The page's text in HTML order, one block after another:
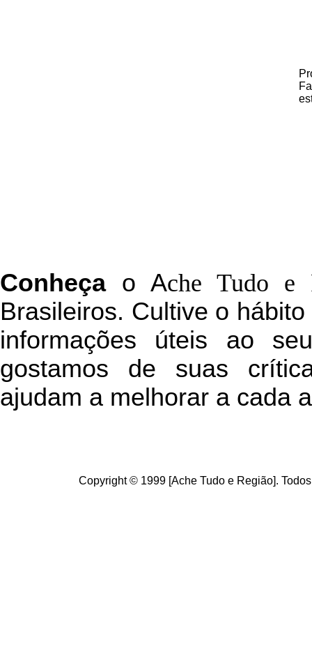
Conheçao Ache Tudo e
Brasileiros. Cultive o
informações úteis ao
gostamos de suas
ajudam a melhorar a cada
Copyright © 1999 [Ache Tudo e Região].